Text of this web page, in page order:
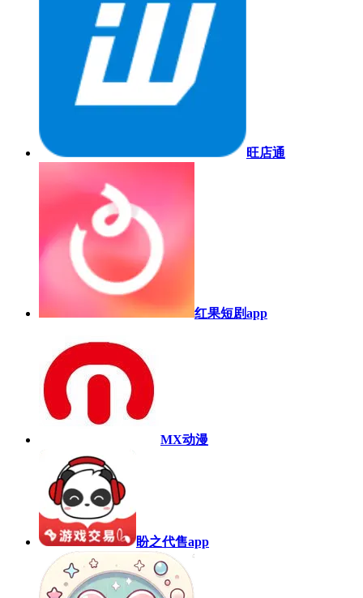
旺店通
红果短剧app
MX动漫
盼之代售app